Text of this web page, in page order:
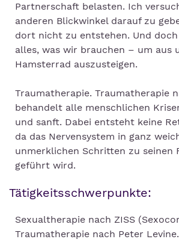
Partnerschaft belasten. Ich
anderen Blickwinkel darauf zu
dort nicht zu entstehen. Und
alles, was wir brauchen – um aus
Hamsterrad auszusteigen.
Traumatherapie. Traumatherapie
behandelt alle menschlichen
und sanft. Dabei entsteht keine
da das Nervensystem in ganz
unmerklichen Schritten zu seinen
geführt wird.
Tätigkeitsschwerpunkte:
Sexualtherapie nach ZISS
Traumatherapie nach Peter Levine.